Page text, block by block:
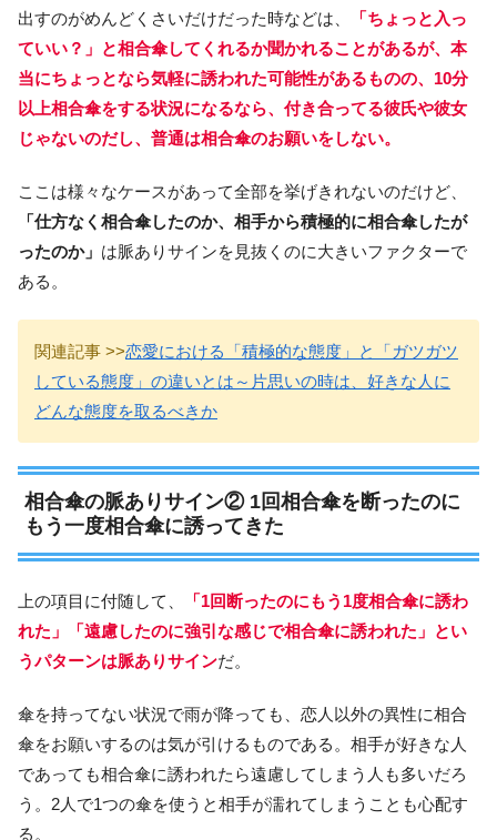
出すのがめんどくさいだけだった時などは、
「ちょっと入っ
ていい？」と相合傘してくれるか聞かれることがあるが、本
当にちょっとなら気軽に誘われた可能性があるものの、10分
以上相合傘をする状況になるなら、付き合ってる彼氏や彼女
じゃないのだし、普通は相合傘のお願いをしない。
ここは様々なケースがあって全部を挙げきれないのだけど、
「仕方なく相合傘したのか、相手から積極的に相合傘したが
ったのか」 は脈ありサインを見抜くのに大きいファクターで
ある。
関連記事 >>恋愛における「積極的な態度」と「ガツガツ
している態度」の違いとは～片思いの時は、好きな人に
どんな態度を取るべきか
相合傘の脈ありサイン② 1回相合傘を断ったのに
もう一度相合傘に誘ってきた
上の項目に付随して、
「1回断ったのにもう1度相合傘に誘わ
れた」「遠慮したのに強引な感じで相合傘に誘われた」とい
うパターンは脈ありサインだ。
傘を持ってない状況で雨が降っても、恋人以外の異性に相合
傘をお願いするのは気が引けるものである。相手が好きな人
であっても相合傘に誘われたら遠慮してしまう人も多いだろ
う。2人で1つの傘を使うと相手が濡れてしまうことも心配す
る。